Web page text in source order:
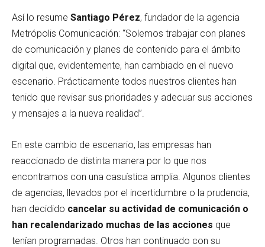
Así lo resume Santiago Pérez, fundador de la agencia
Metrópolis Comunicación: “Solemos trabajar con planes
de comunicación y planes de contenido para el ámbito
digital que, evidentemente, han cambiado en el nuevo
escenario. Prácticamente todos nuestros clientes han
tenido que revisar sus prioridades y adecuar sus acciones
y mensajes a la nueva realidad”.
En este cambio de escenario, las empresas han
reaccionado de distinta manera por lo que nos
encontramos con una casuística amplia. Algunos clientes
de agencias, llevados por el incertidumbre o la prudencia,
han decidido cancelar su actividad de comunicación o
han recalendarizado muchas de las acciones que
tenían programadas. Otros han continuado con su